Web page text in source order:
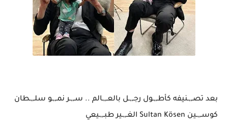
بعد تصـ,,ـنيفه كأطـ,,ـول رجـ,,ـل بالعـ,,ـالم .. سـ,,ـر نمـ,,ـو سلـ,,ـطان
كوسـ,,ـين Sultan Kösen‏ الغـ,,ـير طبـ,,ـيعي